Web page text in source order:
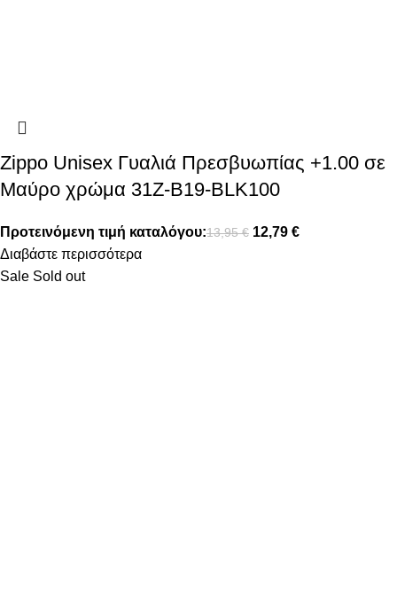
Zippo Unisex Γυαλιά Πρεσβυωπίας +1.00 σε
Μαύρο χρώμα 31Z-B19-BLK100
Προτεινόμενη τιμή καταλόγου:13,95€ 12,79 €
Διαβάστε περισσότερα
Sale Sold out